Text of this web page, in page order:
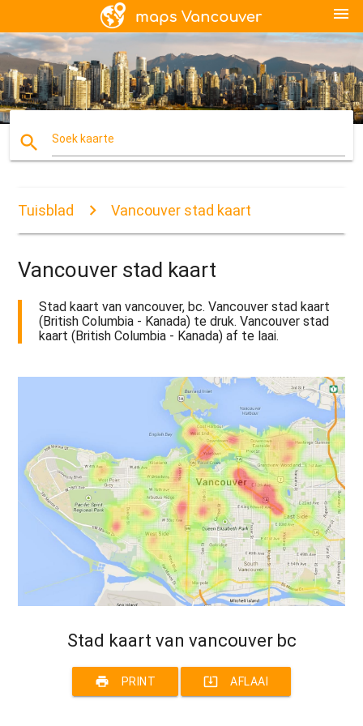
menu
search Soek kaarte
Tuisblad Vancouver stad kaart
Vancouver stad kaart
Stad kaart van vancouver, bc. Vancouver stad kaart
(British Columbia - Kanada) te druk. Vancouver stad
kaart (British Columbia - Kanada) af te laai.
Stad kaart van vancouver bc
print PRINT system_update_alt AFLAAI